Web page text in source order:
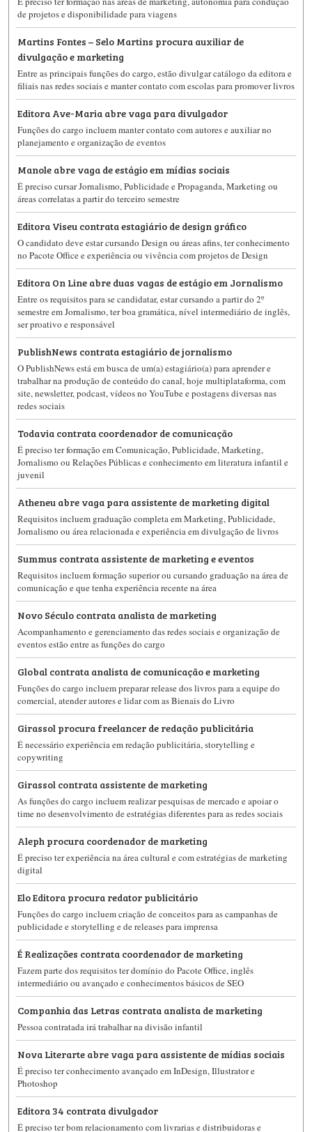
de projetos e disponibilidade para viagens
Martins Fontes – Selo Martins procura auxiliar de
divulgação e marketing
Entre as principais funções do cargo, estão divulgar catálogo da editora e
filiais nas redes sociais e manter contato com escolas para promover livros
Editora Ave-Maria abre vaga para divulgador
Funções do cargo incluem manter contato com autores e auxiliar no
planejamento e organização de eventos
Manole abre vaga de estágio em mídias sociais
É preciso cursar Jornalismo, Publicidade e Propaganda, Marketing ou
áreas correlatas a partir do terceiro semestre
Editora Viseu contrata estagiário de design gráfico
O candidato deve estar cursando Design ou áreas afins, ter conhecimento
no Pacote Office e experiência ou vivência com projetos de Design
Editora On Line abre duas vagas de estágio em Jornalismo
Entre os requisitos para se candidatar, estar cursando a partir do 2º
semestre em Jornalismo, ter boa gramática, nível intermediário de inglês,
ser proativo e responsável
PublishNews contrata estagiário de jornalismo
O PublishNews está em busca de um(a) estagiário(a) para aprender e
trabalhar na produção de conteúdo do canal, hoje multiplataforma, com
site, newsletter, podcast, vídeos no YouTube e postagens diversas nas
redes sociais
Todavia contrata coordenador de comunicação
É preciso ter formação em Comunicação, Publicidade, Marketing,
Jornalismo ou Relações Públicas e conhecimento em literatura infantil e
juvenil
Atheneu abre vaga para assistente de marketing digital
Requisitos incluem graduação completa em Marketing, Publicidade,
Jornalismo ou área relacionada e experiência em divulgação de livros
Summus contrata assistente de marketing e eventos
Requisitos incluem formação superior ou cursando graduação na área de
comunicação e que tenha experiência recente na área
Novo Século contrata analista de marketing
Acompanhamento e gerenciamento das redes sociais e organização de
eventos estão entre as funções do cargo
Global contrata analista de comunicação e marketing
Funções do cargo incluem preparar release dos livros para a equipe do
comercial, atender autores e lidar com as Bienais do Livro
Girassol procura freelancer de redação publicitária
É necessário experiência em redação publicitária, storytelling e
copywriting
Girassol contrata assistente de marketing
As funções do cargo incluem realizar pesquisas de mercado e apoiar o
time no desenvolvimento de estratégias diferentes para as redes sociais
Aleph procura coordenador de marketing
É preciso ter experiência na área cultural e com estratégias de marketing
digital
Elo Editora procura redator publicitário
Funções do cargo incluem criação de conceitos para as campanhas de
publicidade e storytelling e de releases para imprensa
É Realizações contrata coordenador de marketing
Fazem parte dos requisitos ter domínio do Pacote Office, inglês
intermediário ou avançado e conhecimentos básicos de SEO
Companhia das Letras contrata analista de marketing
Pessoa contratada irá trabalhar na divisão infantil
Nova Literarte abre vaga para assistente de mídias sociais
É preciso ter conhecimento avançado em InDesign, Illustrator e
Photoshop
Editora 34 contrata divulgador
É preciso ter bom relacionamento com livrarias e distribuidoras e